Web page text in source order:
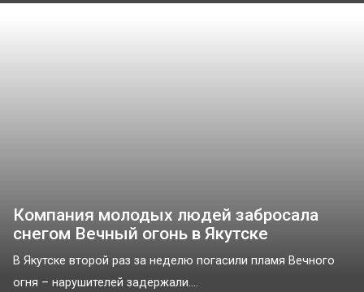
Компания молодых людей забросала
снегом Вечный огонь в Якутске
В Якутске второй раз за неделю погасили пламя Вечного
огня – нарушителей задержали....